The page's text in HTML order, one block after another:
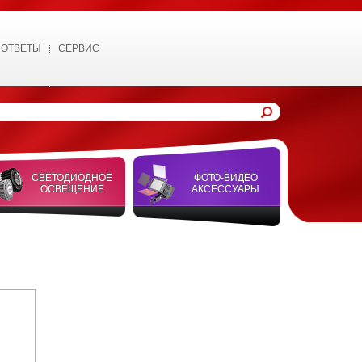
СЕРВИС
СВЕТОДИОДНОЕ
ОСВЕЩЕНИЕ
ФОТО-ВИДЕО
АКСЕССУАРЫ